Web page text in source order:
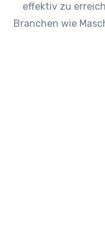
effektiv zu
Branchen wie